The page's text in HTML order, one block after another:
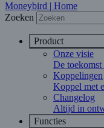
Moneybird | Home
Zoeken
Product
Onze visie
De toekomst
Koppelingen
Koppel met
Changelog
Altijd in
Functies